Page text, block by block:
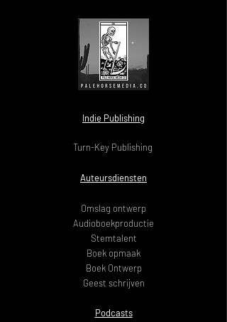
Indie Publishing
Turn-Key Publishing
Auteursdiensten
Omslag ontwerp
Audioboekproductie
Stemtalent
Boek opmaak
Boek Ontwerp
Geest schrijven
Podcasts